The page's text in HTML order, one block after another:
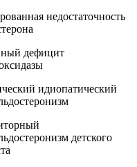
недостаточность
дефицит
идиопатический
детского